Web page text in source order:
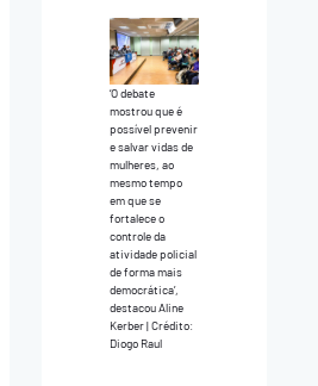
‘O debate
mostrou que é
possível prevenir
e salvar vidas de
mulheres, ao
mesmo tempo
em que se
fortalece o
controle da
atividade policial
de forma mais
democrática’,
destacou Aline
Kerber | Crédito:
Diogo Raul